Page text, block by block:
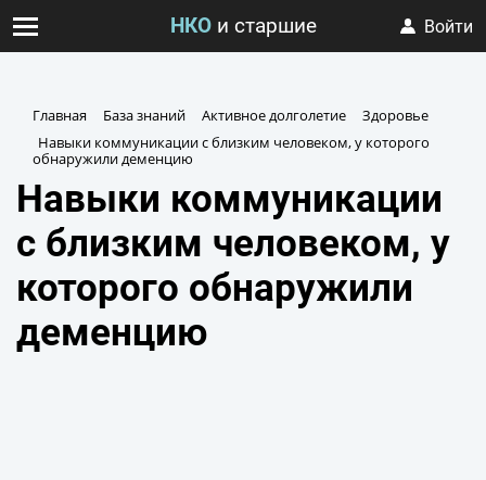
НКОи старшие Войти
Главная База знаний Активное долголетие
Здоровье
Навыки коммуникации с близким человеком, у которого
обнаружили деменцию
Навыки коммуникации
с близким человеком, у
которого обнаружили
деменцию